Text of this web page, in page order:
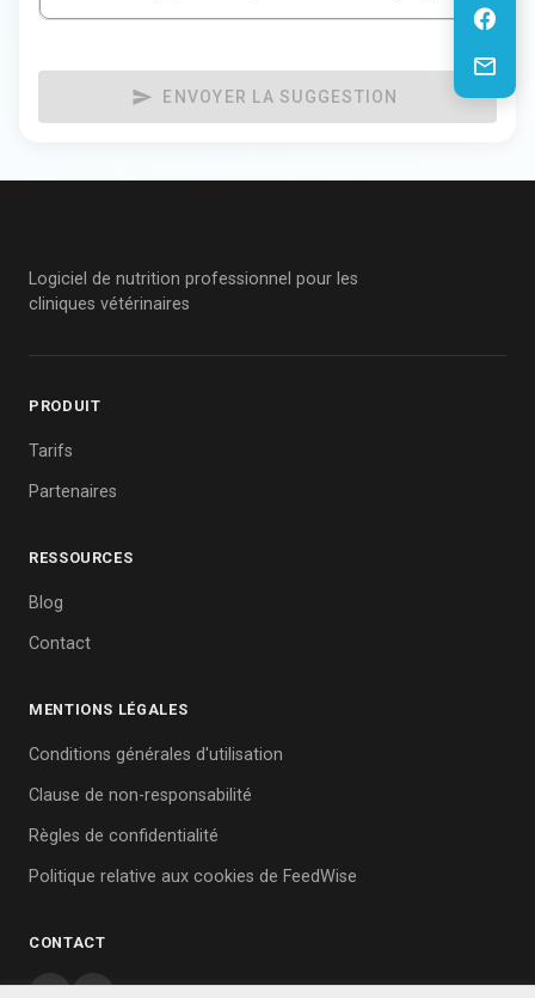
ENVOYER LA SUGGESTION
Logiciel de nutrition professionnel pour les
cliniques vétérinaires
PRODUIT
Tarifs
Partenaires
RESSOURCES
Blog
Contact
MENTIONS LÉGALES
Conditions générales d'utilisation
Clause de non-responsabilité
Règles de confidentialité
Politique relative aux cookies de FeedWise
CONTACT